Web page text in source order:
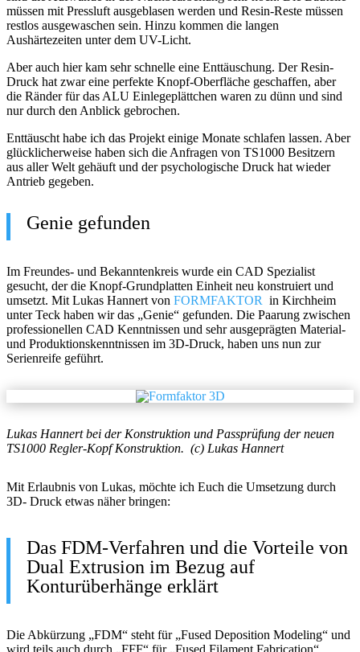
müssen mit Pressluft ausgeblasen werden und Resin-Reste müssen
restlos ausgewaschen sein. Hinzu kommen die langen
Aushärtezeiten unter dem UV-Licht.
Aber auch hier kam sehr schnelle eine Enttäuschung. Der Resin-
Druck hat zwar eine perfekte Knopf-Oberfläche geschaffen, aber
die Ränder für das ALU Einlegeplättchen waren zu dünn und sind
nur durch den Anblick gebrochen.
Enttäuscht habe ich das Projekt einige Monate schlafen lassen. Aber
glücklicherweise haben sich die Anfragen von TS1000 Besitzern
aus aller Welt gehäuft und der psychologische Druck hat wieder
Antrieb gegeben.
Genie gefunden
Im Freundes- und Bekanntenkreis wurde ein CAD Spezialist
gesucht, der die Knopf-Grundplatten Einheit neu konstruiert und
umsetzt. Mit Lukas Hannert von FORMFAKTOR in Kirchheim
unter Teck haben wir das „Genie“ gefunden. Die Paarung zwischen
professionellen CAD Kenntnissen und sehr ausgeprägten Material-
und Produktionskenntnissen im 3D-Druck, haben uns nun zur
Serienreife geführt.
Lukas Hannert bei der Konstruktion und Passprüfung der neuen
TS1000 Regler-Kopf Konstruktion. (c) Lukas Hannert
Mit Erlaubnis von Lukas, möchte ich Euch die Umsetzung durch
3D- Druck etwas näher bringen:
Das FDM-Verfahren und die Vorteile von
Dual Extrusion im Bezug auf
Konturüberhänge erklärt
Die Abkürzung „FDM“ steht für „Fused Deposition Modeling“ und
wird teils auch durch „FFF“ für „Fused Filament Fabrication“